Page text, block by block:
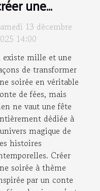
une
à thème
par un
de fées
?
13 décembre
14:00
existe mille et une
de transformer
soirée en véritable
de fées, mais
ne vaut une fête
dédiée à
magique de
histoires
Créer
soirée à thème
par un conte